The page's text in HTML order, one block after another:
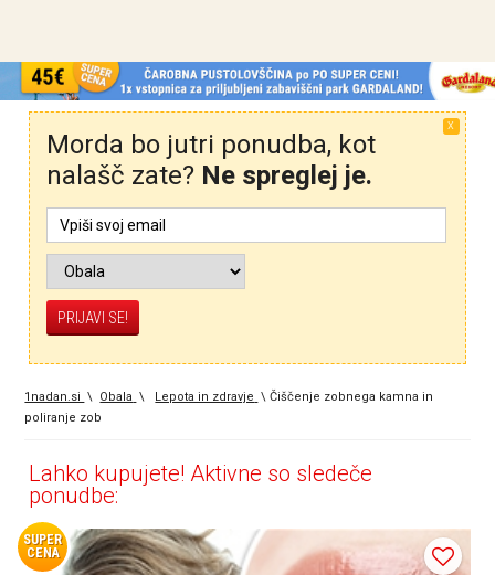
X
Morda bo jutri ponudba, kot
nalašč zate? Ne spreglej je.
1nadan.si \ Obala \ Lepota in zdravje \Čiščenje zobnega kamna in
poliranje zob
Lahko kupujete! Aktivne so sledeče
ponudbe:
SUPER
CENA